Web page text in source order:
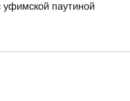
уфимской паутиной